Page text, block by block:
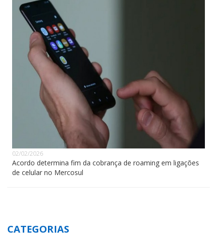
02/02/2026
Acordo determina fim da cobrança de roaming em ligações
de celular no Mercosul
CATEGORIAS